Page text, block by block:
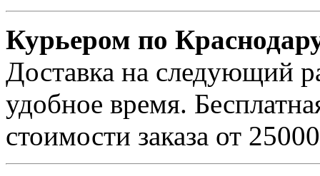
Курьером по
Доставка на следующий
удобное время.
стоимости заказа от